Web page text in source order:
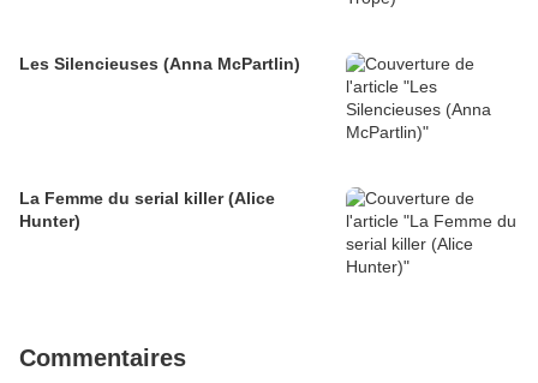
Les Silencieuses (Anna McPartlin)
La Femme du serial killer (Alice
Hunter)
Commentaires